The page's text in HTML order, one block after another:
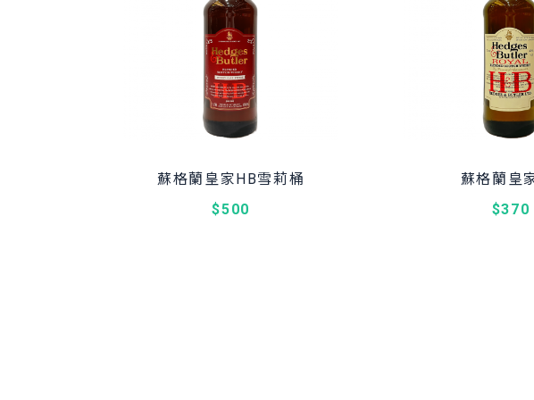
蘇格蘭皇家HB雪莉桶
$500
蘇格蘭皇
$370